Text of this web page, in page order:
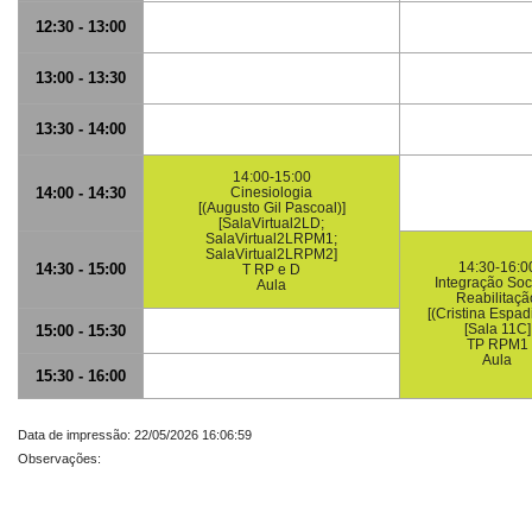
12:30 - 13:00
13:00 - 13:30
13:30 - 14:00
14:00 - 14:30
14:00-15:00
Cinesiologia
[(Augusto Gil Pascoal)]
[SalaVirtual2LD;
SalaVirtual2LRPM1;
SalaVirtual2LRPM2]
T RP e D
Aula
14:30 - 15:00
14:30-
Integração
[(Cristina
[Sala 11C]
TP RPM1
Aula
15:00 - 15:30
15:30 - 16:00
Data de impressão: 22/05/2026 16:06:59
Observações: